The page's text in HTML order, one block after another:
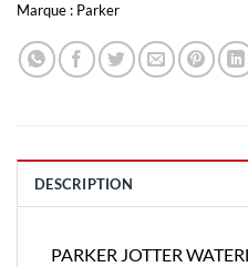
Marque : Parker
DESCRIPTION
PARKER JOTTER